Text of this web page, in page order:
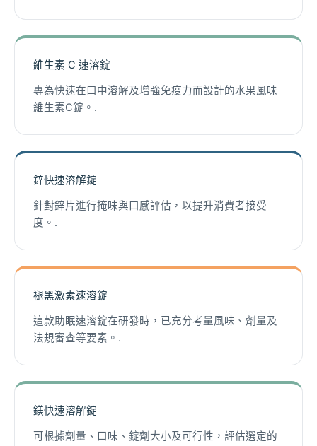
維生素 C 速溶錠
專為快速在口中溶解及增強免疫力而設計的水果風味
維生素C錠。.
鋅快速溶解錠
針對鋅片進行掩味與口感評估，以提升消費者接受
度。.
褪黑激素速溶錠
這款助眠速溶錠在研發時，已充分考量風味、劑量及
法規審查等要素。.
鎂快速溶解錠
可根據劑量、口味、錠劑大小及可行性，評估選定的